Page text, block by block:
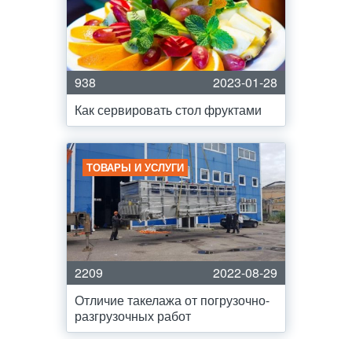
938
2023-01-28
Как сервировать стол фруктами
ТОВАРЫ И УСЛУГИ
2209
2022-08-29
Отличие такелажа от погрузочно-
разгрузочных работ